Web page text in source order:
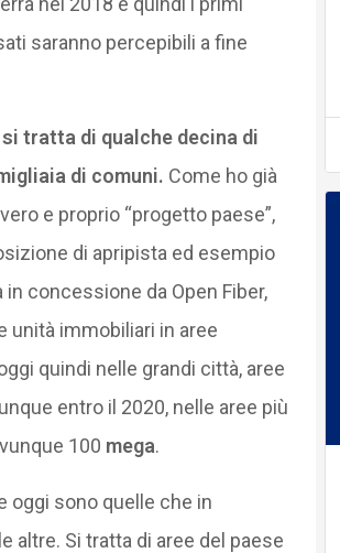
saranno percepibili a fine
tratta di qualche decina di
di comuni. Come ho già
e proprio “progetto paese”,
di apripista ed esempio
concessione da Open Fiber,
unità immobiliari in aree
quindi nelle grandi città, aree
entro il 2020, nelle aree più
100 mega.
oggi sono quelle che in
altre. Si tratta di aree del paese